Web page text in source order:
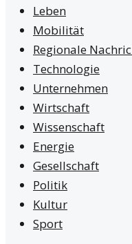
Leben
Mobilität
Regionale
Technologie
Unternehmen
Wirtschaft
Wissenschaft
Energie
Gesellschaft
Politik
Kultur
Sport